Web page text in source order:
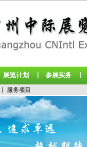
展览计划 参展实务
服务项目